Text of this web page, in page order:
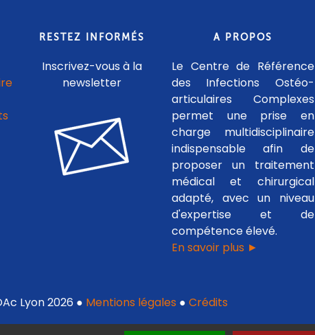
RESTEZ INFORMÉS
Inscrivez-vous à la
newsletter
A PROPOS
Le Centre de Référence
des Infections Ostéo-
articulaires Complexes
permet une prise en
charge multidisciplinaire
indispensable afin de
proposer un traitement
médical et chirurgical
adapté, avec un niveau
d'expertise et de
compétence élevé.
En savoir plus ►
Lyon 2026 ● Mentions légales ● Crédits